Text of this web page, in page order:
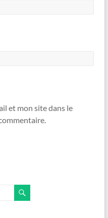
et mon site dans le